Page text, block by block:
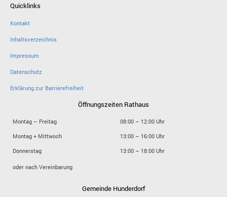
Quicklinks
Kontakt
Inhaltsverzeichnis
Impressum
Datenschutz
Erklärung zur Barrierefreiheit
Öffnungszeiten Rathaus
Montag – Freitag
08:00 – 12:00 Uhr
Montag + Mittwoch
13:00 – 16:00 Uhr
Donnerstag
13:00 – 18:00 Uhr
oder nach Vereinbarung
Gemeinde Hunderdorf